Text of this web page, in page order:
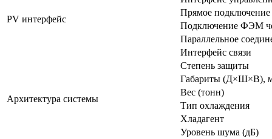
PV интерфейс
Прямое
Подключение ФЭМ
Архитектура системы
Параллельное
Интерфейс связи
Степень защиты
Габариты (Д×Ш×В),
Вес (тонн)
Тип охлаждения
Хладагент
Уровень шума (дБ)